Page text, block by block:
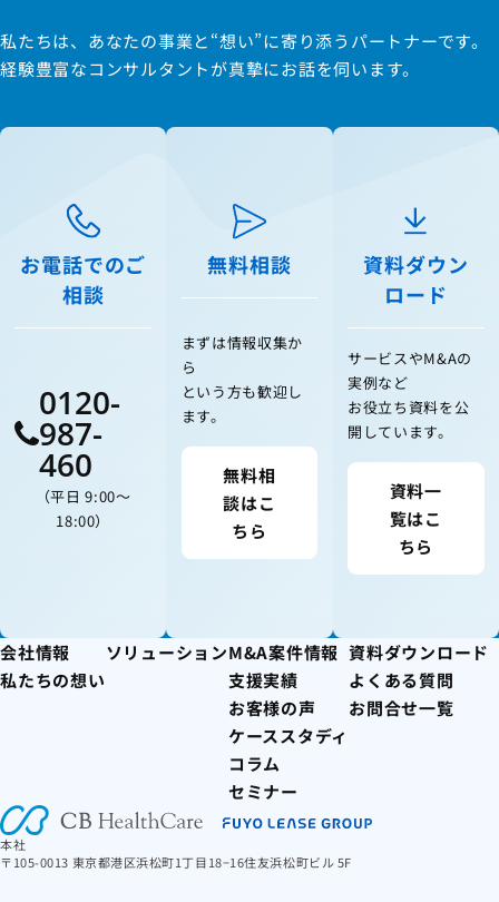
私たちは、あなたの事業と“想い”に寄り添うパートナーです。
経験豊富なコンサルタントが真摯にお話を伺います。
お電話でのご
相談
0120-
987-
460
（平日 9:00〜
18:00）
無料相談
まずは情報収集か
ら
という方も歓迎し
ます。
無料相
談はこ
ちら
資料ダウン
ロード
サービスやM&Aの
実例など
お役立ち資料を公
開しています。
資料一
覧はこ
ちら
会社情報
私たちの想い
ソリューションM&A案件情報
支援実績
お客様の声
ケーススタディ
コラム
セミナー
資料ダウンロード
よくある質問
お問合せ一覧
本社
〒105-0013 東京都港区浜松町1丁目18−16住友浜松町ビル 5F